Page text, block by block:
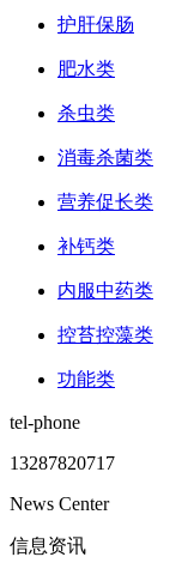
护肝保肠
肥水类
杀虫类
消毒杀菌类
营养促长类
补钙类
内服中药类
控苔控藻类
功能类
tel-phone
13287820717
News Center
信息资讯